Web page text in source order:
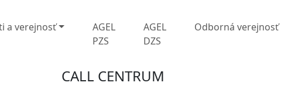
a verejnosť
AGEL
PZS
AGEL
DZS
Odborná verejnosť
CALL CENTRUM